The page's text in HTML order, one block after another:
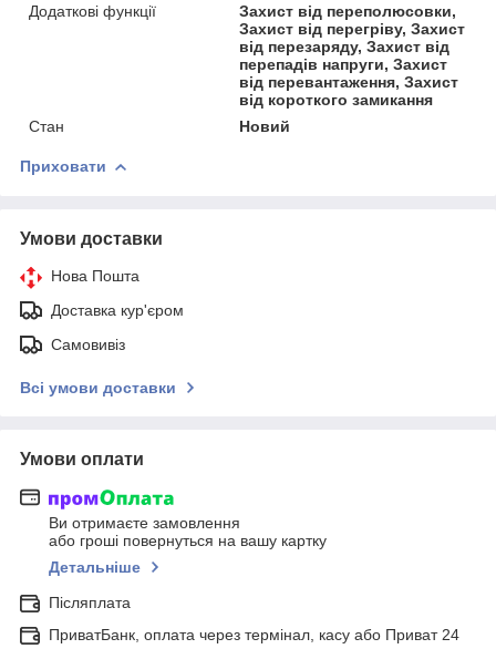
Додаткові функції
Захист від переполюсовки,
Захист від перегріву, Захист
від перезаряду, Захист від
перепадів напруги, Захист
від перевантаження, Захист
від короткого замикання
Стан
Новий
Приховати
Умови доставки
Нова Пошта
Доставка кур'єром
Самовивіз
Всі умови доставки
Умови оплати
Ви отримаєте замовлення
або гроші повернуться на вашу картку
Детальніше
Післяплата
ПриватБанк, оплата через термінал, касу або Приват 24